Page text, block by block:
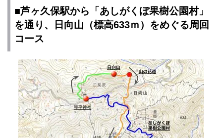
■芦ヶ久保駅から「あしがくぼ果樹公園村」
を通り、日向山（標高633ｍ）をめぐる周回
コース